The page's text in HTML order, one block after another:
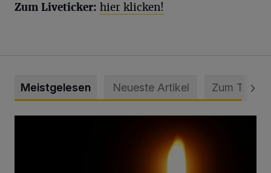
Zum Liveticker: hier klicken!
Meistgelesen Neueste Artikel Zum Thema